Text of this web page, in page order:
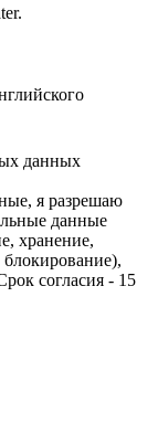
данных
я разрешаю
данные
хранение,
согласия - 15